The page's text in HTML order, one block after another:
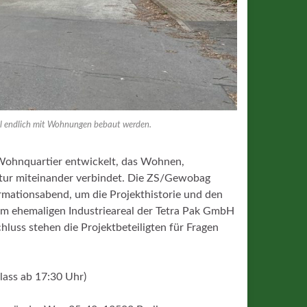
endlich mit Wohnungen bebaut werden.
entwickelt, das Wohnen,
miteinander verbindet. Die ZS/Gewobag
um die Projekthistorie und den
ehemaligen Industrieareal der Tetra Pak GmbH
stehen die Projektbeteiligten für Fragen
ab 17:30 Uhr)